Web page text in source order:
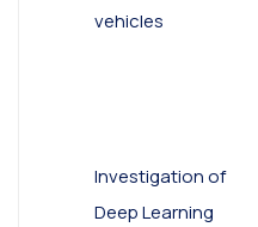
vehicles
Investigation of
Deep Learning